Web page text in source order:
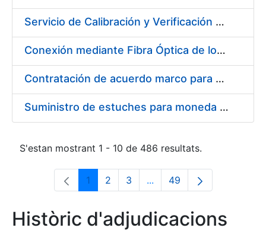
Servicio de Calibración y Verificación Externa de los Equipos de Medición del Servicio de Prevención de la FNMT-RCM
Conexión mediante Fibra Óptica de los Centros de Proceso de Datos (CPDs) de las sedes de la FNMT-RCM de Burgos y Madrid
Contratación de acuerdo marco para el Suministro de Material de Electricidad para la Fábrica Nacional de Moneda y Timbre-Real Casa de la Moneda en su centro de trabajo de Burgos
Suministro de estuches para moneda de 30 €
S'estan mostrant 1 - 10 de 486 resultats.
Pàgina
1 Pàgina
2 Pàgina
3 ...Pàgines intermèdies
Pàgina
49
Històric d'adjudicacions